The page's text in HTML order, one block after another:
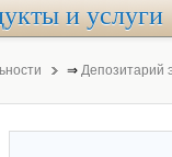
и услуги
⇒ Депозитарий